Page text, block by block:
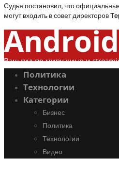
Судья постановил, что
могут входить в совет директоров
Ваш гид по миру кино и
Политика
Технологии
Категории
Бизнес
Политика
Технологии
Видео